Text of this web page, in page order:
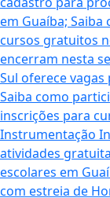
em Guaíba;
cursos gratuitos
encerram nesta
Sul oferece
Saiba como
inscrições para
Instrumentação
atividades
escolares em
com estreia de